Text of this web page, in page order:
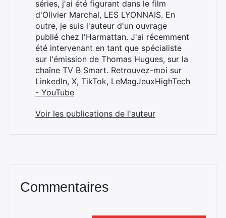
séries, j'ai été figurant dans le film
d'Olivier Marchal, LES LYONNAIS. En
outre, je suis l'auteur d'un ouvrage
publié chez l'Harmattan. J'ai récemment
été intervenant en tant que spécialiste
sur l'émission de Thomas Hugues, sur la
chaîne TV B Smart. Retrouvez-moi sur
LinkedIn, X, TikTok, LeMagJeuxHighTech
- YouTube
Voir les publications de l'auteur
Commentaires